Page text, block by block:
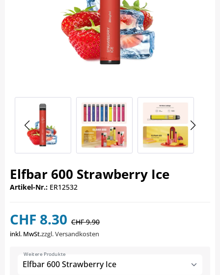
Elfbar 600 Strawberry Ice
Artikel-Nr.: ER12532
CHF 8.30 CHF 9.90
inkl. MwSt.zzgl. Versandkosten
Elfbar 600 Strawberry Ice
Weitere Produkte